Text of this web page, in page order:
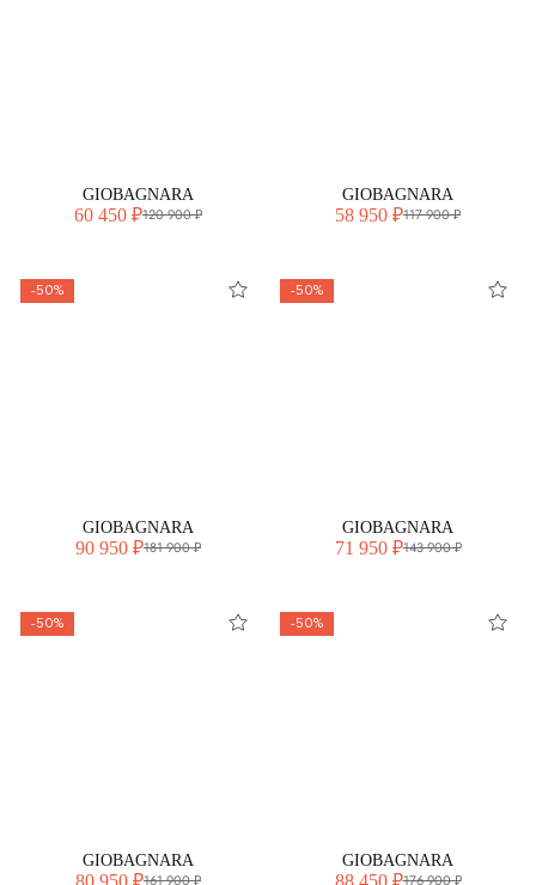
GIOBAGNARA
60 450 ₽120 900 ₽
GIOBAGNARA
58 950 ₽117 900 ₽
-50%
GIOBAGNARA
90 950 ₽181 900 ₽
-50%
GIOBAGNARA
71 950 ₽143 900 ₽
-50%
GIOBAGNARA
80 950 ₽161 900 ₽
-50%
GIOBAGNARA
88 450 ₽176 900 ₽